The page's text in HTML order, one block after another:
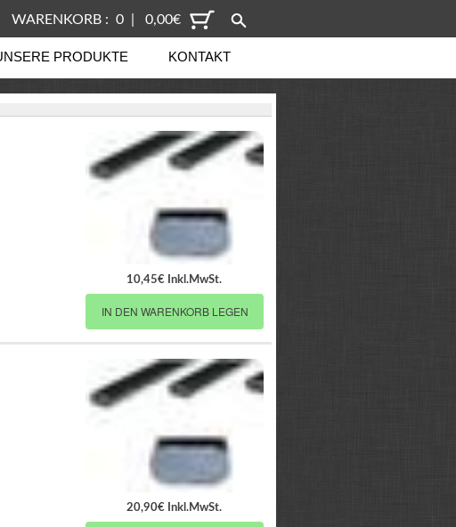
WARENKORB : 0 | 0,00€
PRODUKTE KONTAKT
10,45€ Inkl.MwSt.
IN DEN WARENKORB LEGEN
20,90€ Inkl.MwSt.